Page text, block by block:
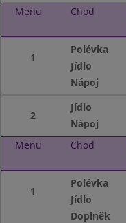
Menu
Chod
1
Polévka
Jídlo
Nápoj
2
Jídlo
Nápoj
Menu
Chod
1
Polévka
Jídlo
Doplněk